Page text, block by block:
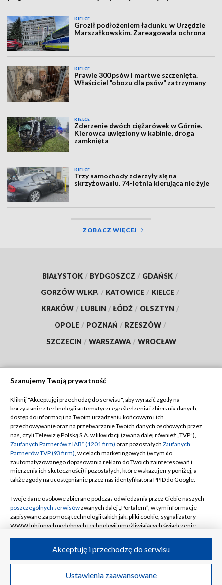
KIELCE
Groził podłożeniem ładunku w Urzędzie
Marszałkowskim. Zareagowała ochrona
KIELCE
Prawie 300 psów i martwe szczenięta.
Właściciel "obozu dla psów" zatrzymany
KIELCE
Zderzenie dwóch ciężarówek w Górnie.
Kierowca uwięziony w kabinie, droga
zamknięta
KIELCE
Trzy samochody zderzyły się na
skrzyżowaniu. 74-letnia kierująca nie żyje
ZOBACZ WIĘCEJ
BIAŁYSTOK / BYDGOSZCZ / GDAŃSK /
GORZÓW WLKP. / KATOWICE / KIELCE /
KRAKÓW / LUBLIN / ŁÓDŹ / OLSZTYN /
OPOLE / POZNAŃ / RZESZÓW /
SZCZECIN / WARSZAWA / WROCŁAW
TVP
Abonament TVP
Emisja w TVP
Centrum informacji TVP
Naziemna Telewizja Cyfrowa
Rada Programowa
System NOS
Informacje o nadawcy
Program dla prasy
Regulamin TVP
Polityka prywatności
Moje zgody
Pomoc
Kontakt
Kanały
©2026 Telewizja Polska S.A. w likwidacji
Szanujemy Twoją prywatność
Kliknij "Akceptuję i przechodzę do serwisu", aby wyrazić zgody na
korzystanie z technologii automatycznego śledzenia i zbierania danych,
dostęp do informacji na Twoim urządzeniu końcowym i ich
przechowywanie oraz na przetwarzanie Twoich danych osobowych przez
nas, czyli Telewizję Polską S.A. w likwidacji (zwaną dalej również „TVP”),
Zaufanych Partnerów z IAB* (1201 firm) oraz pozostałych Zaufanych
Partnerów TVP (93 firm), w celach marketingowych (w tym do
zautomatyzowanego dopasowania reklam do Twoich zainteresowań i
mierzenia ich skuteczności) i pozostałych, które wskazujemy poniżej, a
także zgody na udostępnianie przez nas identyfikatora PPID do Google.
Twoje dane osobowe zbierane podczas odwiedzania przez Ciebie naszych
poszczególnych serwisówzwanych dalej „Portalem”, w tym informacje
zapisywane za pomocą technologii takich jak: pliki cookie, sygnalizatory
WWW lub innych podobnych technologii umożliwiających świadczenie
ruchu w Internecie.
Twoje dane osobowe zbierane podczas odwiedzania przez Ciebie
poszczególnych serwisówna Portalu, takie jak adresy IP, identyfikatory
Ustawienia zaawansowane
Akceptuję i przechodzę do serwisu